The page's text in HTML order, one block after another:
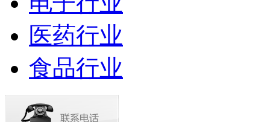
医药行业
食品行业